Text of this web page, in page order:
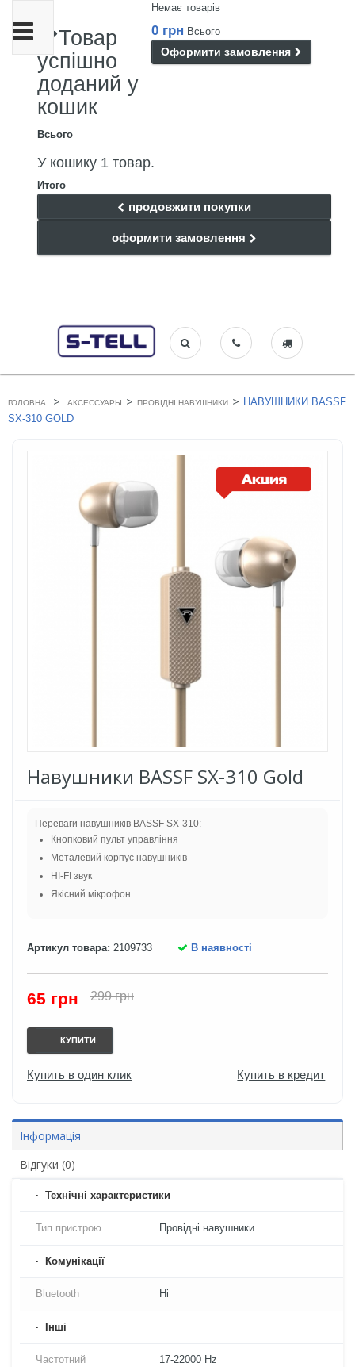
Немає товарів
0 грн Всього
Оформити замовлення
Товар
успішно
доданий у
кошик
Всього
У кошику 1 товар.
Итого
продовжити покупки
оформити замовлення
Toggle
navigation
ГОЛОВНА > АКСЕССУАРЫ > ПРОВІДНІ НАВУШНИКИ > НАВУШНИКИ BASSF
SX-310 GOLD
Навушники BASSF SX-310 Gold
Переваги навушників BASSF SX-310:
Кнопковий пульт управління
Металевий корпус навушників
HI-FI звук
Якісний мікрофон
Артикул товара: 2109733 В наявності
65 грн 299 грн
КУПИТИ
Купить в один клик Купить в кредит
Інформація
Відгуки (0)
Технічні характеристики
Тип пристрою Провідні навушники
Комунікації
Bluetooth Ні
Iнші
Частотний
17-22000 Hz